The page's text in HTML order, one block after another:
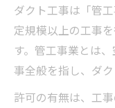
ダクト工事は「管
定規模以上の工事
す。管工事業とは
事全般を指し、ダク
許可の有無は、工